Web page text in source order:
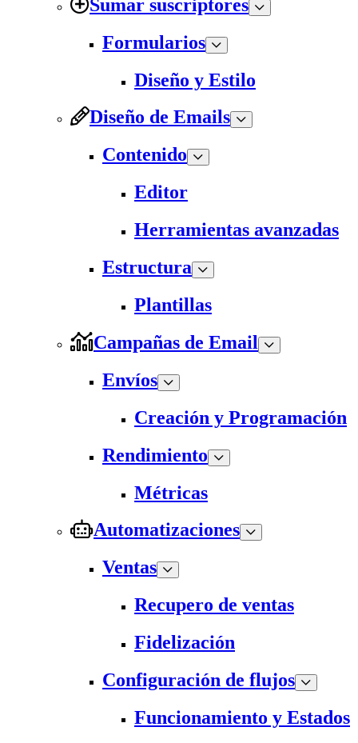
Sumar suscriptores
Formularios
Diseño y Estilo
Diseño de Emails
Contenido
Editor
Herramientas avanzadas
Estructura
Plantillas
Campañas de Email
Envíos
Creación y Programación
Rendimiento
Métricas
Automatizaciones
Ventas
Recupero de ventas
Fidelización
Configuración de flujos
Funcionamiento y Estados